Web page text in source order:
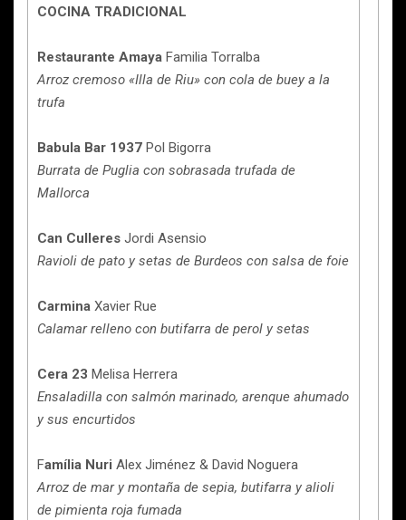
COCINA TRADICIONAL
Restaurante Amaya Familia Torralba
Arroz cremoso «Illa de Riu» con cola de buey a la
trufa
Babula Bar 1937 Pol Bigorra
Burrata de Puglia con sobrasada trufada de
Mallorca
Can Culleres Jordi Asensio
Ravioli de pato y setas de Burdeos con salsa de foie
Carmina Xavier Rue
Calamar relleno con butifarra de perol y setas
Cera 23 Melisa Herrera
Ensaladilla con salmón marinado, arenque ahumado
y sus encurtidos
Família Nuri Alex Jiménez & David Noguera
Arroz de mar y montaña de sepia, butifarra y alioli
de pimienta roja fumada